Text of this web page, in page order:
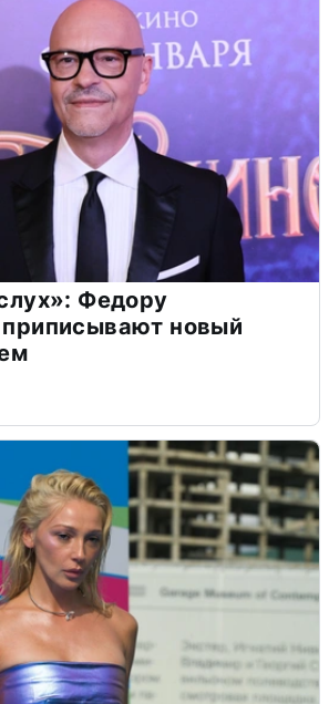
Федору
новый